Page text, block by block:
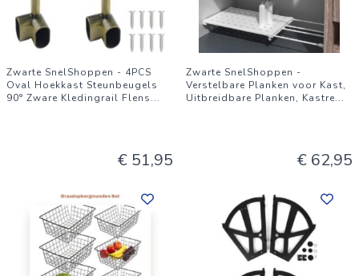
Zwarte SnelShoppen - 4PCS
Oval Hoekkast Steunbeugels
90° Zware Kledingrail Flens...
€ 51,95
Zwarte SnelShoppen -
Verstelbare Planken voor Kast,
Uitbreidbare Planken, Kastre...
€ 62,95